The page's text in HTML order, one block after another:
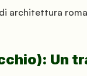
architettura
Un